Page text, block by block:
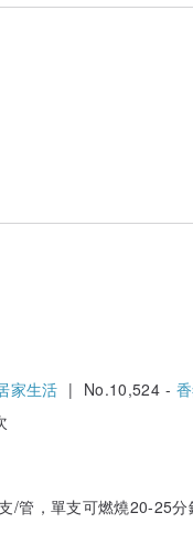
家生活 | No.10,524 -
/管，單支可燃燒20-25